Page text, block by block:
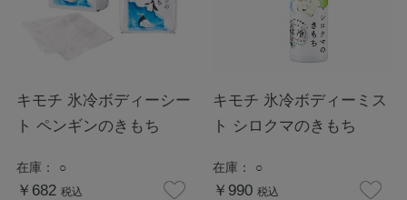
キモチ 氷冷ボディーシー
ト ペンギンのきもち
在庫： ○
￥682 税込
キモチ 氷冷ボディーミス
ト シロクマのきもち
在庫： ○
￥990 税込